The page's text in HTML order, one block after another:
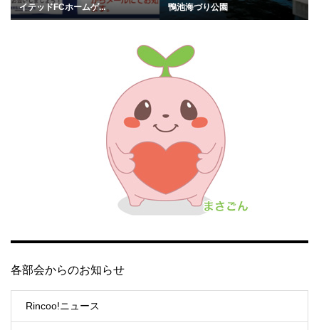
イテッドFCホームゲ...
鴨池海づり公園
各部会からのお知らせ
Rincoo!ニュース